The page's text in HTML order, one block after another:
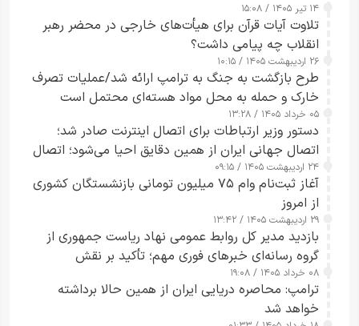
۱۴ تیر ۱۴۰۵ / ۱۵:۰۸
تلاوت آیات قرآن برای هیأت‌های خارجی در محضر رهبر
انقلاب چه پیامی داشت؟
۲۶ اردیبهشت ۱۴۰۵ / ۱۰:۱۵
طرح‌ بازگشت به جنگ به ترامپ ارائه شد/عملیات تصرف
خارک و حمله به محل مواد هسته‌ای محتمل است
۰۵ خرداد ۱۴۰۵ / ۱۳:۲۸
دستور وزیر ارتباطات برای اتصال اینترنت صادر شد؛
اتصال جهانی ایران از همین دقایق احیا می‌شود؛ اتصال
کامل مردم تا ۲۴ ساعت آینده
۲۴ اردیبهشت ۱۴۰۵ / ۰۹:۱۵
آغاز ثبت‌نام وام ۷۵ میلیون تومانی بازنشستگان کشوری
از امروز
۲۹ اردیبهشت ۱۴۰۵ / ۱۳:۴۲
بازدید مدیر کل روابط عمومی نهاد ریاست جمهوری از
گروه رسانه‌ای خبرهای فوری مهم؛ تأکید بر نقش
رسانه‌های هوشمند و مسئول در ارتقای آگاهی عمومی
۰۸ خرداد ۱۴۰۵ / ۱۹:۰۸
ترامپ: محاصره دریایی ایران از همین حالا برداشته
خواهد شد